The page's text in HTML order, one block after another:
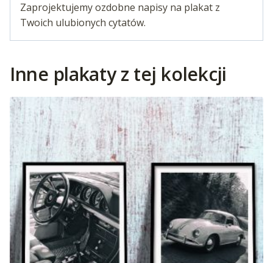
Zaprojektujemy ozdobne napisy na plakat z
Twoich ulubionych cytatów.
Inne plakaty z tej kolekcji